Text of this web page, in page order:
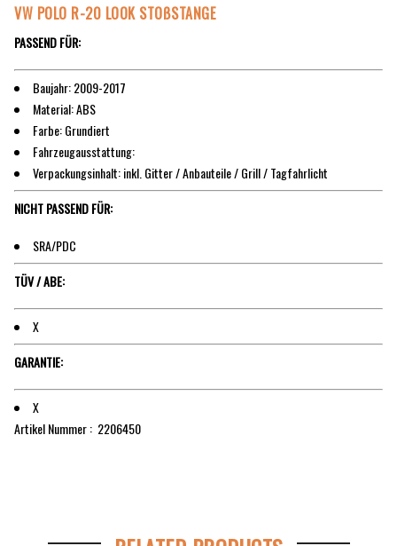
VW POLO R-20 LOOK STOßSTANGE
PASSEND FÜR:
Baujahr: 2009-2017
Material: ABS
Farbe: Grundiert
Fahrzeugausstattung:
Verpackungsinhalt: inkl. Gitter / Anbauteile / Grill / Tagfahrlicht
NICHT PASSEND FÜR:
SRA/PDC
TÜV / ABE:
X
GARANTIE:
X
Artikel Nummer : 2206450